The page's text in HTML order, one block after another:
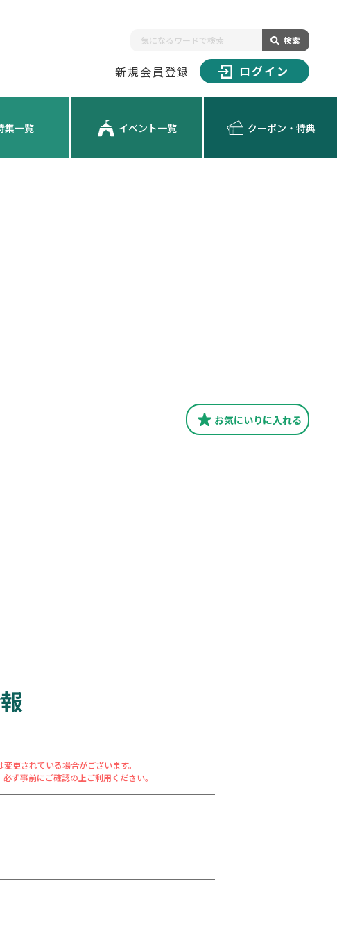
検索
新規会員登録 ログイン
集一覧 イベント一覧 クーポン・特典
お気にいりに入れる
更されている場合がございます。
ず事前にご確認の上ご利用ください。